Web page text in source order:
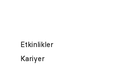
Etkinlikler
Kariyer